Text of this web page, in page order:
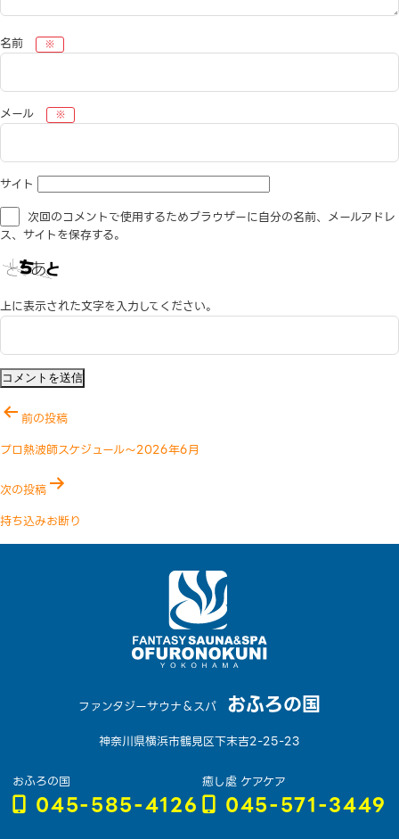
名前 ※
メール ※
サイト
次回のコメントで使用するためブラウザーに自分の名前、メールアドレ
ス、サイトを保存する。
上に表示された文字を入力してください。
投
稿
ビ
ゲ
ー
前の投稿
プロ熱波師スケジュール〜2026年6月
次の投稿
持ち込みお断り
ファンタジーサウナ＆スパ おふろの国
神奈川県横浜市鶴見区下末吉2-25-23
おふろの国
045-585-4126
癒し處 ケアケア
045-571-3449